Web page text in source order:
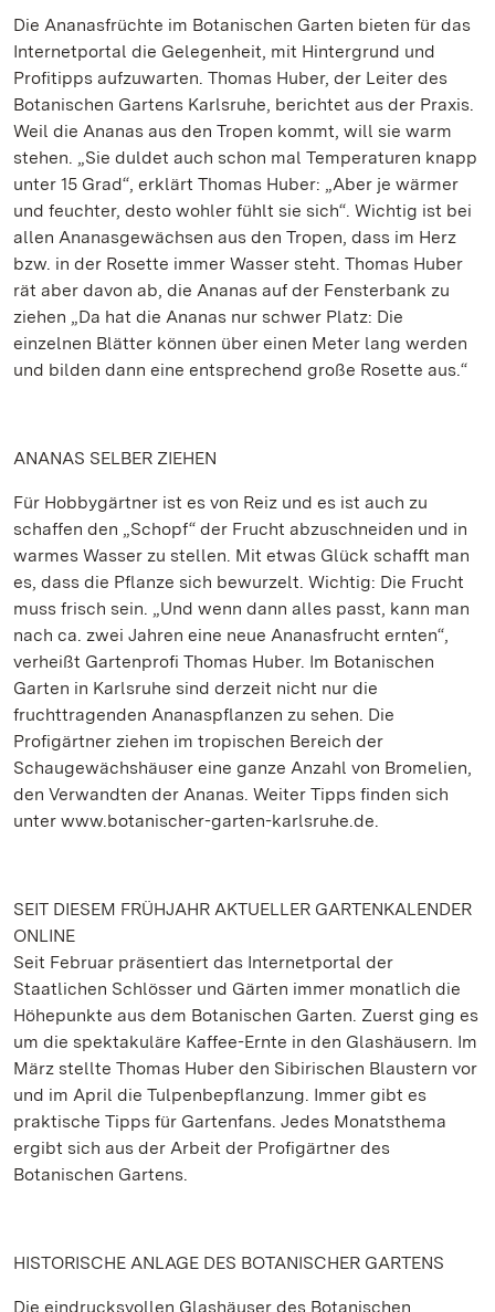
Die Ananasfrüchte im Botanischen Garten bieten für das
Internetportal die Gelegenheit, mit Hintergrund und
Profitipps aufzuwarten. Thomas Huber, der Leiter des
Botanischen Gartens Karlsruhe, berichtet aus der Praxis.
Weil die Ananas aus den Tropen kommt, will sie warm
stehen. „Sie duldet auch schon mal Temperaturen knapp
unter 15 Grad“, erklärt Thomas Huber: „Aber je wärmer
und feuchter, desto wohler fühlt sie sich“. Wichtig ist bei
allen Ananasgewächsen aus den Tropen, dass im Herz
bzw. in der Rosette immer Wasser steht. Thomas Huber
rät aber davon ab, die Ananas auf der Fensterbank zu
ziehen „Da hat die Ananas nur schwer Platz: Die
einzelnen Blätter können über einen Meter lang werden
und bilden dann eine entsprechend große Rosette aus.“
ANANAS SELBER ZIEHEN
Für Hobbygärtner ist es von Reiz und es ist auch zu
schaffen den „Schopf“ der Frucht abzuschneiden und in
warmes Wasser zu stellen. Mit etwas Glück schafft man
es, dass die Pflanze sich bewurzelt. Wichtig: Die Frucht
muss frisch sein. „Und wenn dann alles passt, kann man
nach ca. zwei Jahren eine neue Ananasfrucht ernten“,
verheißt Gartenprofi Thomas Huber. Im Botanischen
Garten in Karlsruhe sind derzeit nicht nur die
fruchttragenden Ananaspflanzen zu sehen. Die
Profigärtner ziehen im tropischen Bereich der
Schaugewächshäuser eine ganze Anzahl von Bromelien,
den Verwandten der Ananas. Weiter Tipps finden sich
unter www.botanischer-garten-karlsruhe.de.
SEIT DIESEM FRÜHJAHR AKTUELLER GARTENKALENDER
ONLINE
Seit Februar präsentiert das Internetportal der
Staatlichen Schlösser und Gärten immer monatlich die
Höhepunkte aus dem Botanischen Garten. Zuerst ging es
um die spektakuläre Kaffee-Ernte in den Glashäusern. Im
März stellte Thomas Huber den Sibirischen Blaustern vor
und im April die Tulpenbepflanzung. Immer gibt es
praktische Tipps für Gartenfans. Jedes Monatsthema
ergibt sich aus der Arbeit der Profigärtner des
Botanischen Gartens.
HISTORISCHE ANLAGE DES BOTANISCHER GARTENS
Die eindrucksvollen Glashäuser des Botanischen